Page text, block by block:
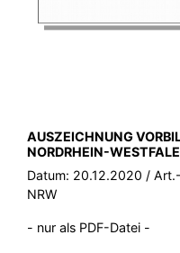
BROSCHÜRE:
AUSZEICHNUNG
NORDRHEIN-
Datum: 20.12.2020 /
NRW
- nur als PDF-Datei -